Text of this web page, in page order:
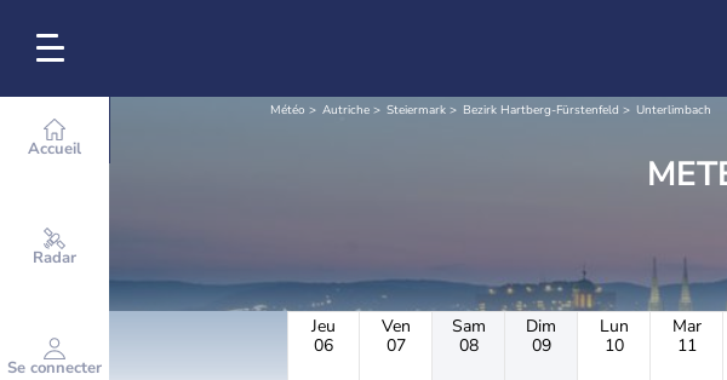
Accueil
Radar
Se connecter
Météo Autriche Steiermark Bezirk Hartberg-Fürstenfeld Unterlimbach
Jeu
06
Ven
07
Sam
08
Dim
09
Lun
10
Mar
11